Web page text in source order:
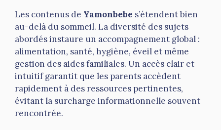
Les contenus de Yamonbebe s’étendent bien
au-delà du sommeil. La diversité des sujets
abordés instaure un accompagnement global :
alimentation, santé, hygiène, éveil et même
gestion des aides familiales. Un accès clair et
intuitif garantit que les parents accèdent
rapidement à des ressources pertinentes,
évitant la surcharge informationnelle souvent
rencontrée.